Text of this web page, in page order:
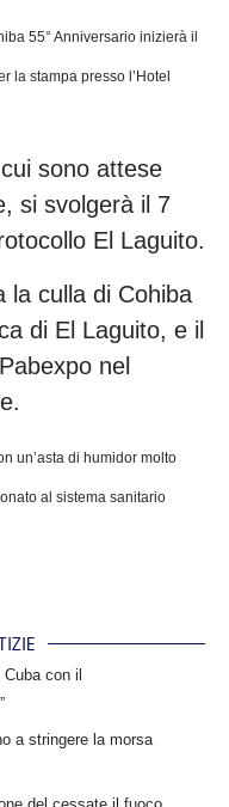
55° Anniversario inizierà il
la stampa presso l’Hotel
sono attese
si svolgerà il 7
El Laguito.
la culla di Cohiba
di El Laguito, e il
nel
un’asta di humidor molto
al sistema sanitario
con il
a stringere la morsa